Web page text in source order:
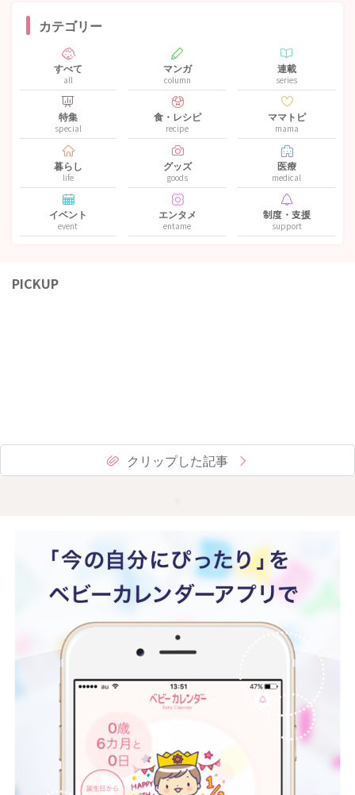
カテゴリー
すべて
all
マンガ
column
連載
series
特集
special
食・レシピ
recipe
ママトピ
mama
暮らし
life
グッズ
goods
医療
medical
イベント
event
エンタメ
entame
制度・支援
support
PICKUP
クリップした記事